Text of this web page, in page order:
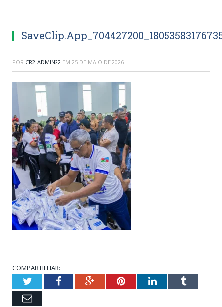
POR CR2-ADMIN22 EM 25 DE MAIO DE 2026
COMPARTILHAR:
TwitterFacebookGoogle+PinterestLinkedInTumblr
Email